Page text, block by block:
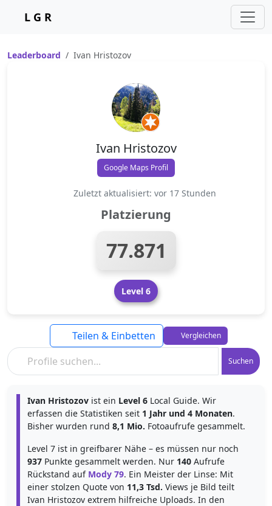
L G R
Leaderboard Ivan Hristozov
Ivan Hristozov
Google Maps Profil
Zuletzt aktualisiert: vor 17 Stunden
Platzierung
77.871
Level 6
Suchen
Teilen & Einbetten Vergleichen
Ivan Hristozov ist ein Level 6 Local Guide. Wir
erfassen die Statistiken seit 1 Jahr und 4 Monaten.
Bisher wurden rund 8,1 Mio. Fotoaufrufe gesammelt.
Level 7 ist in greifbarer Nähe – es müssen nur noch
937 Punkte gesammelt werden. Nur 140 Aufrufe
Rückstand auf Mody 79. Ein Meister der Linse: Mit
einer stolzen Quote von 11,3 Tsd. Views je Bild teilt
Ivan Hristozov extrem hilfreiche Uploads. In den